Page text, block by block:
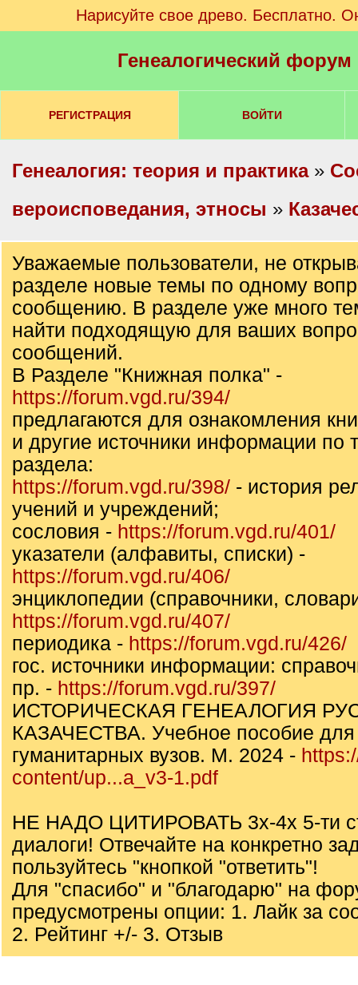
Нарисуйте свое древо. Бесплатно.
Генеалогический
РЕГИСТРАЦИЯ ВОЙТИ
Генеалогия: теория и практика»
вероисповедания, этносы »
Уважаемые пользователи, не
разделе новые темы по одному
сообщению. В разделе уже много
найти подходящую для ваших
сообщений.
В Разделе "Книжная полка" -
https://forum.vgd.ru/394/
предлагаются для ознакомления
и другие источники информации по
раздела:
https://forum.vgd.ru/398/ - история
учений и учреждений;
сословия - https://forum.vgd.ru/401/
указатели (алфавиты, списки) -
https://forum.vgd.ru/406/
энциклопедии (справочники,
https://forum.vgd.ru/407/
периодика - https://forum.vgd.ru/426/
гос. источники информации:
пр. - https://forum.vgd.ru/397/
ИСТОРИЧЕСКАЯ ГЕНЕАЛОГИЯ
КАЗАЧЕСТВА. Учебное пособие для
гуманитарных вузов. М. 2024 -
content/up...a_v3-1.pdf
НЕ НАДО ЦИТИРОВАТЬ 3х-4х 5-ти
диалоги! Отвечайте на конкретно
пользуйтесь "кнопкой "ответить"!
Для "спасибо" и "благодарю" на
предусмотрены опции: 1. Лайк за
2. Рейтинг +/- 3. Отзыв